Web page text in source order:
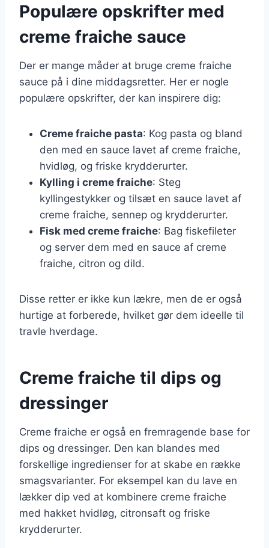
Populære opskrifter med
creme fraiche sauce
Der er mange måder at bruge creme fraiche
sauce på i dine middagsretter. Her er nogle
populære opskrifter, der kan inspirere dig:
Creme fraiche pasta: Kog pasta og bland
den med en sauce lavet af creme fraiche,
hvidløg, og friske krydderurter.
Kylling i creme fraiche: Steg
kyllingestykker og tilsæt en sauce lavet af
creme fraiche, sennep og krydderurter.
Fisk med creme fraiche: Bag fiskefileter
og server dem med en sauce af creme
fraiche, citron og dild.
Disse retter er ikke kun lækre, men de er også
hurtige at forberede, hvilket gør dem ideelle til
travle hverdage.
Creme fraiche til dips og
dressinger
Creme fraiche er også en fremragende base for
dips og dressinger. Den kan blandes med
forskellige ingredienser for at skabe en række
smagsvarianter. For eksempel kan du lave en
lækker dip ved at kombinere creme fraiche
med hakket hvidløg, citronsaft og friske
krydderurter.